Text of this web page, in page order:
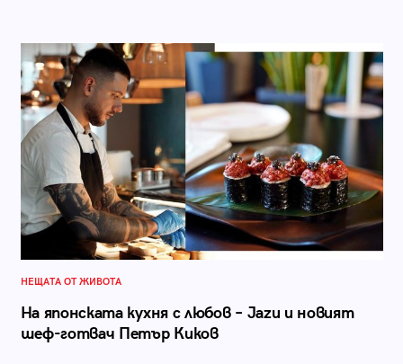
НЕЩАТА ОТ ЖИВОТА
На японската кухня с любов – Jazu и новият
шеф-готвач Петър Киков